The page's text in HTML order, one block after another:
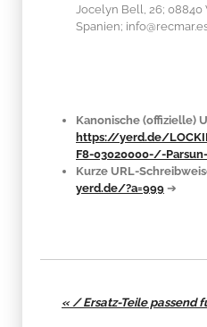
Jocelyn Bell, 26; 08840
Spanien;
Kanonische (offizielle)
https://yerd.de/
F8-03020000-/-
Kurze URL-
yerd.de/?a=999 ➔
« / Ersatz-Teile passend